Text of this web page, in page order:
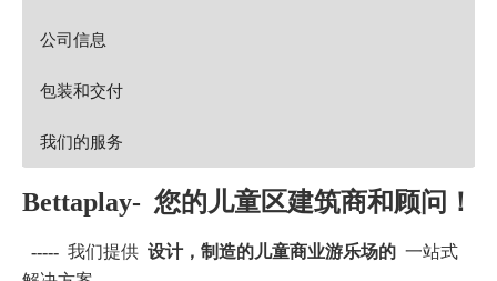
公司信息
包装和交付
我们的服务
Bettaplay- 您的儿童区建筑商和顾问！
----- 我们提供 设计，制造的儿童商业游乐场的 一站式